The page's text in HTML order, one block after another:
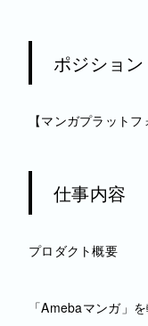
ポジション
【マンガプラット
仕事内容
プロダクト概要
「Amebaマンガ」